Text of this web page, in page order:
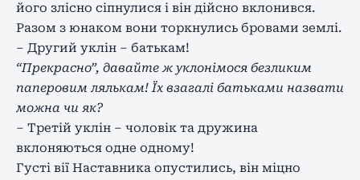
його злісно сіпнулися і він дійсно вклонився.
Разом з юнаком вони торкнулись бровами землі.
– Другий уклін – батькам!
“Прекрасно”, давайте ж уклонімося безликим
паперовим лялькам! Їх взагалі батьками назвати
можна чи як?
– Третій уклін – чоловік та дружина
вклоняються одне одному!
Густі вії Наставника опустились, він міцно